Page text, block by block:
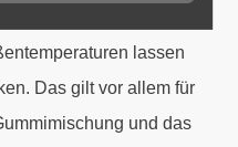
lassen
Das gilt vor allem für
und das